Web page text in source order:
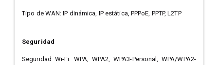
Tipo de WAN: IP dinámica, IP estática, PPPoE, PPTP, L2TP
Seguridad
Seguridad Wi-Fi: WPA, WPA2, WPA3-Personal, WPA/WPA2-